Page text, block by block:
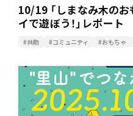
10/19 「しまなみ木の
イで遊ぼう！」レポート
#共助 #コミュニティ #おもちゃ